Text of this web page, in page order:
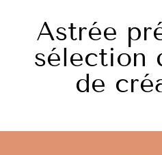
Astrée
sélection
de